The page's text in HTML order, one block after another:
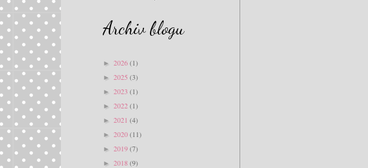
Archiv blogu
► 2026(1)
► 2025 (3)
► 2023 (1)
► 2022(1)
► 2021 (4)
► 2020(11)
► 2019(7)
► 2018 (9)